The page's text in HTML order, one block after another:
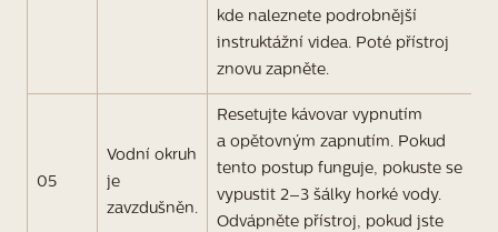
kde naleznete podrobnější
instruktážní videa. Poté přístroj
znovu zapněte.
05
Vodní okruh
je
zavzdušněn.
Resetujte kávovar vypnutím
a opětovným zapnutím. Pokud
tento postup funguje, pokuste se
vypustit 2–3 šálky horké vody.
Odvápněte přístroj, pokud jste